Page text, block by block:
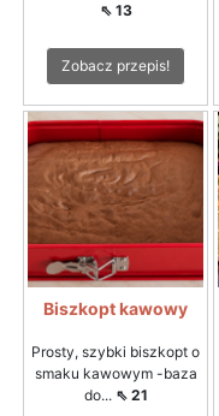
⇖ 13
Zobacz przepis!
Biszkopt kawowy
Prosty, szybki biszkopt o
smaku kawowym -baza
do... ⇖ 21